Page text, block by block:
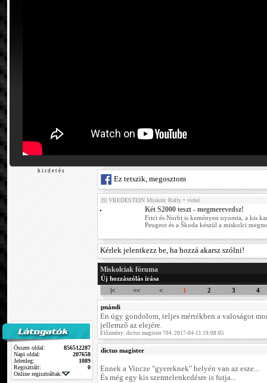
h i r d e t é s
Összes oldal:
856512287
Napi oldal:
207658
Jelenleg:
1089
Regisztrált:
0
Online regisztráltak:
Ez tetszik, megosztom
20.VREDESTEIN Miskolc Rally • videó
Két S2000 teszt - megmerevedsz!
Frici és Norbi is keményen nyomta, a kis
Peugeot és a Škoda készül a miskolci
Kérlek jelentkezz be, ha hozzá akarsz szólni!
Miskolciak fóruma
Új hozzászólás írása
|<
<< < 1 2 3 4
pnándi
Én úgy gondolom, teljes mértékben a valoságot
jellemző az elejére.
Előzmény: dictus magister 704. 2017-04-11 19:08:05
dictus magister
Ennek a Vincze "gyereknek" helyén van az esze...
És még egy kis szemtelenkedésre is futja...